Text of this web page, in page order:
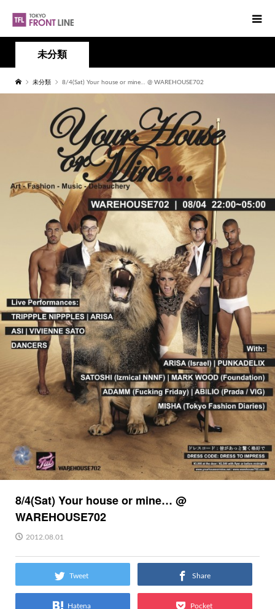
未分類
未分類 8/4(Sat) Your house or mine… @ WAREHOUSE702
8/4(Sat) Your house or mine… @
WAREHOUSE702
2012.08.01
Tweet Share
Hatena Pocket